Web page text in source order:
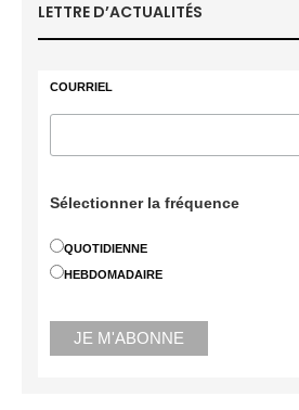
LETTRE D’ACTUALITÉS
COURRIEL
Sélectionner la fréquence
QUOTIDIENNE
HEBDOMADAIRE